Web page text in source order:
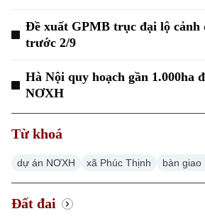
Chuyên mục
Thời sự
Chính trị
Xã hội
An ninh trật tự
Hà Nội
Khoảnh khắc Hà Nội
Tin tức
Đề xuất GPMB trục đại lộ cảnh
trước 2/9
Hà Nội quy hoạch gần 1.000ha
NƠXH
Từ khoá
dự án NƠXH xã Phúc Thịnh bàn giao
Đất đai